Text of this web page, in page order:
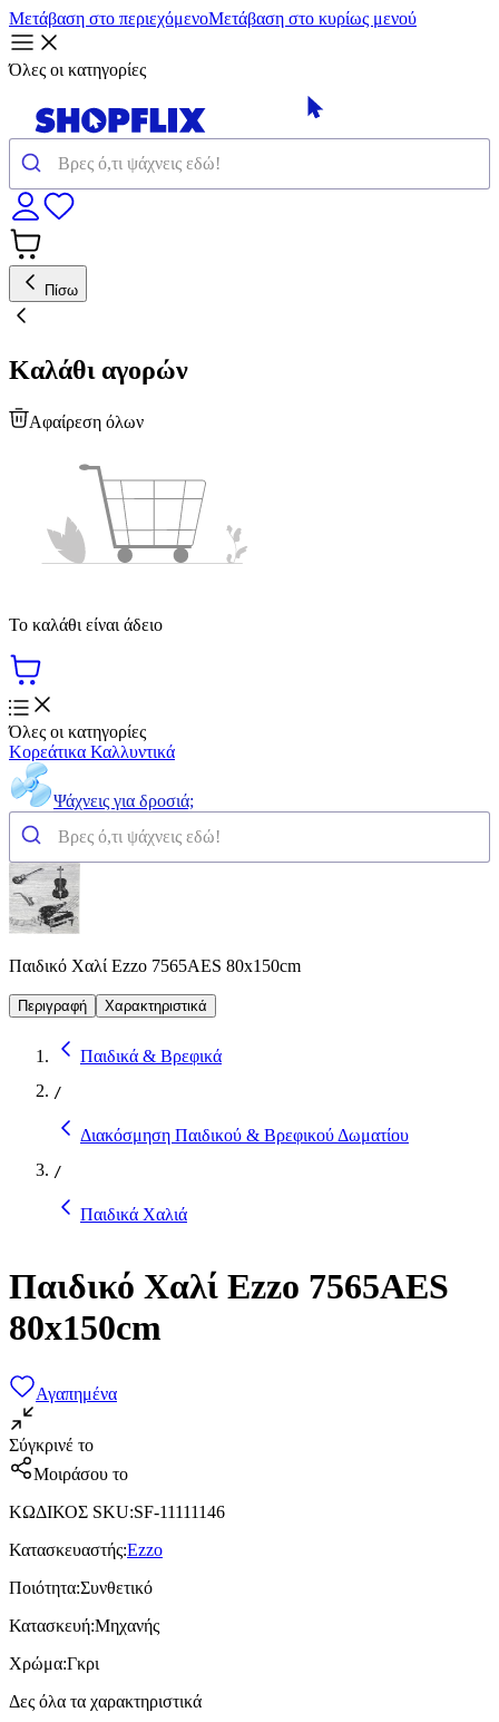
Μετάβαση στο περιεχόμενοΜετάβαση στο κυρίως μενού
Όλες οι κατηγορίες
Πίσω
Καλάθι αγορών
Αφαίρεση όλων
Το καλάθι είναι άδειο
Όλες οι κατηγορίες
Κορεάτικα Καλλυντικά
Ψάχνεις για δροσιά;
Παιδικό Χαλί Ezzo 7565AES 80x150cm
Περιγραφή Χαρακτηριστικά
Παιδικά & Βρεφικά
/
Διακόσμηση Παιδικού & Βρεφικού Δωματίου
/
Παιδικά Χαλιά
Παιδικό Χαλί Ezzo 7565AES
80x150cm
Αγαπημένα
Σύγκρινέ το
Μοιράσου το
ΚΩΔΙΚΟΣ SKU:SF-11111146
Κατασκευαστής:Ezzo
Ποιότητα:Συνθετικό
Κατασκευή:Μηχανής
Χρώμα:Γκρι
Δες όλα τα χαρακτηριστικά